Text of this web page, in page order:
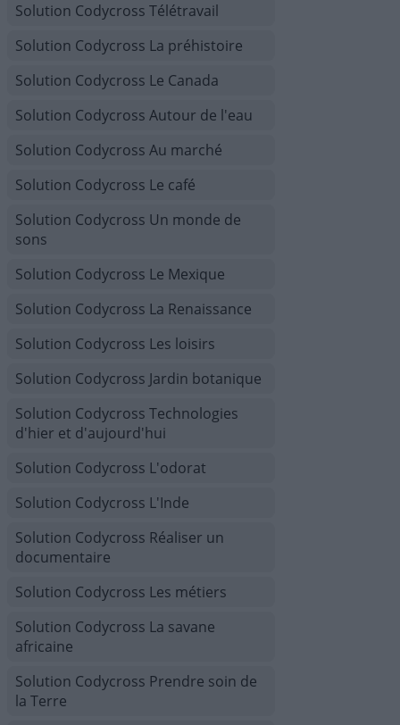
Solution Codycross Télétravail
Solution Codycross La préhistoire
Solution Codycross Le Canada
Solution Codycross Autour de l'eau
Solution Codycross Au marché
Solution Codycross Le café
Solution Codycross Un monde de
sons
Solution Codycross Le Mexique
Solution Codycross La Renaissance
Solution Codycross Les loisirs
Solution Codycross Jardin botanique
Solution Codycross Technologies
d'hier et d'aujourd'hui
Solution Codycross L'odorat
Solution Codycross L'Inde
Solution Codycross Réaliser un
documentaire
Solution Codycross Les métiers
Solution Codycross La savane
africaine
Solution Codycross Prendre soin de
la Terre